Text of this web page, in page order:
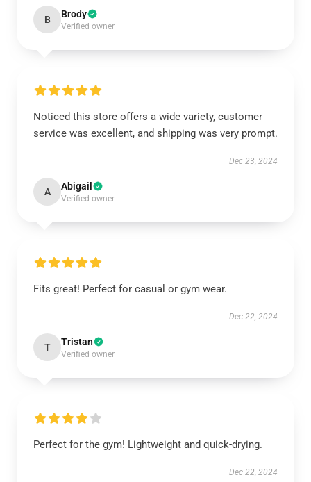
B Brody
Verified owner
Noticed this store offers a wide variety, customer
service was excellent, and shipping was very prompt.
Dec 23, 2024
A Abigail
Verified owner
Fits great! Perfect for casual or gym wear.
Dec 22, 2024
T Tristan
Verified owner
Perfect for the gym! Lightweight and quick-drying.
Dec 22, 2024